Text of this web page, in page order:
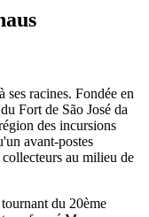
racines. Fondée en
Fort de São José da
des incursions
avant-postes
au milieu de
du 20ème